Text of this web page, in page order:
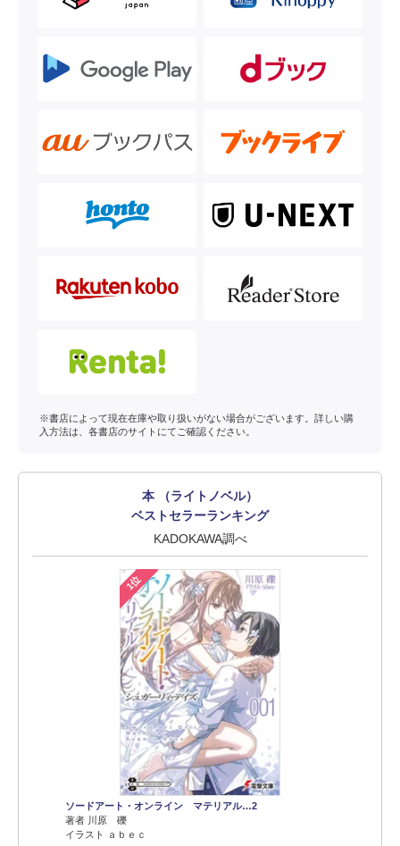
※書店によって現在在庫や取り扱いがない場合がございます。詳しい購
入方法は、各書店のサイトにてご確認ください。
本 （ライトノベル）
ベストセラーランキング
KADOKAWA調べ
1位
ソードアート・オンライン マテリアル…2
著者 川原 礫
イラスト ａｂｅｃ